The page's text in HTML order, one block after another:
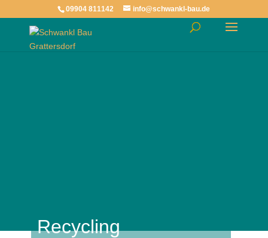
09904 811142 info@schwankl-bau.de
Recycling